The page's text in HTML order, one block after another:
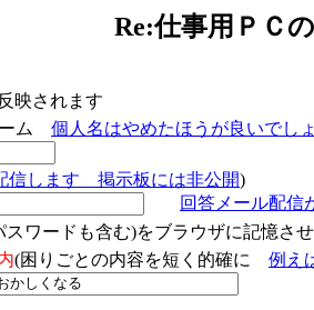
Re:仕事用ＰＣ
映されます
ーム 個人名はやめたほうが良いでし
信します 掲示板には非公開)
回答メール配信
ワードも含む)をブラウザに記憶さ
(困りごとの内容を短く的確に 例え